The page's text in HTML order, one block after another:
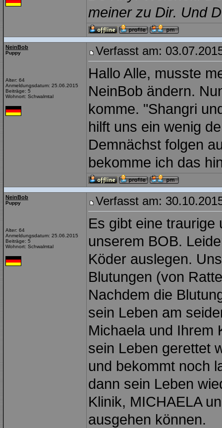
meiner zu Dir. Und
NeinBob
Puppy
Alter: 64
Anmeldungsdatum: 25.06.2015
Beiträge: 5
Wohnort: Schwalmtal
Verfasst am:
Hallo Alle, musste
NeinBob ändern.
komme. "Shangri
hilft uns ein wenig
Demnächst folgen
bekomme ich das
NeinBob
Puppy
Alter: 64
Anmeldungsdatum: 25.06.2015
Beiträge: 5
Wohnort: Schwalmtal
Verfasst am:
Es gibt eine
unserem BOB.
Köder auslegen.
Blutungen (von
Nachdem die
sein Leben am
Michaela und Ihrem
sein Leben gerettet
und bekommt noch
dann sein Leben
Klinik, MICHAELA
ausgehen können.